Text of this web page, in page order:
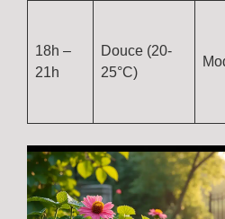
18h –
21h
Douce (20-
25°C)